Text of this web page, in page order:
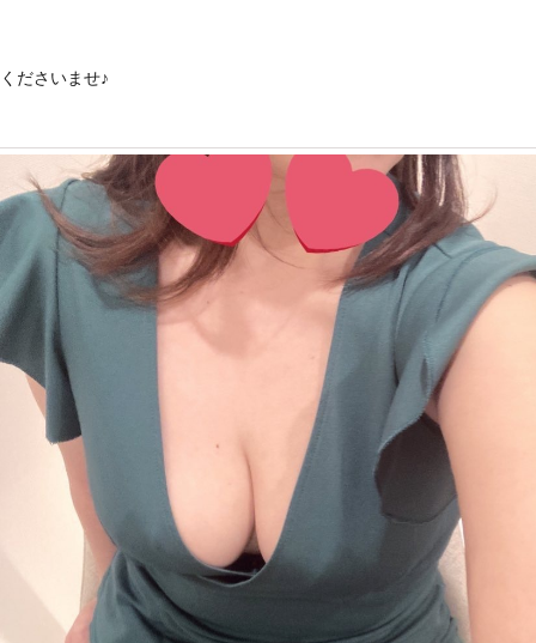
ださいませ♪